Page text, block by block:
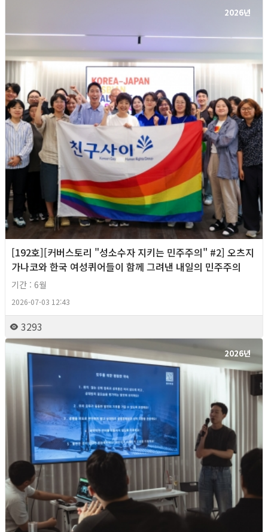
2026년
[192호][커버스토리 "성소수자 지키는 민주주의" #2] 오츠지
가나코와 한국 여성퀴어들이 함께 그려낸 내일의 민주주의
기간 : 6월
2026-07-03 12:43
3293
2026년